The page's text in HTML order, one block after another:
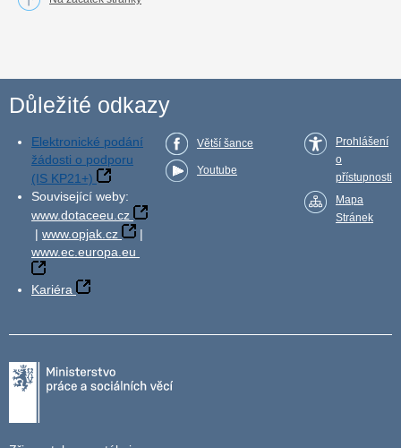
Důležité odkazy
Elektronické podání
žádosti o podporu
(IS KP21+)
Související weby:
www.dotaceeu.cz
| www.opjak.cz
|
www.ec.europa.eu
Kariéra
Větší šance
Youtube
Prohlášení
o
přístupnosti
Mapa
Stránek